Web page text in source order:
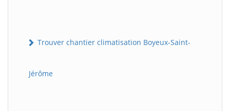
Trouver chantier climatisation Boyeux-Saint-
Jérôme